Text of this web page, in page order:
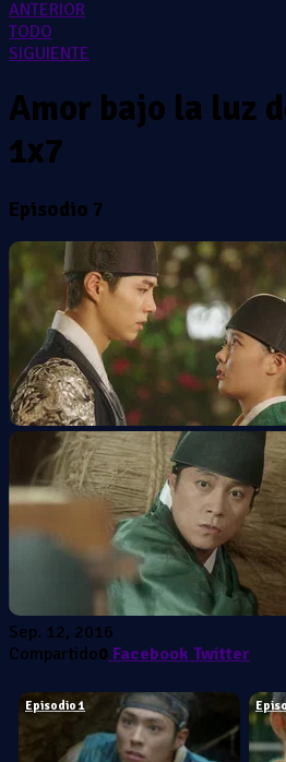
ANTERIOR
TODO
SIGUIENTE
Amor bajo la luz
1x7
Episodio 7
Sep. 12, 2016
Compartido0 Facebook Twitter
Episodio 1